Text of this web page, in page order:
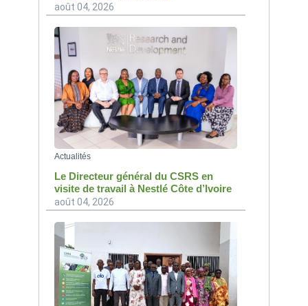
août 04, 2026
Actualités
Le Directeur général du CSRS en
visite de travail à Nestlé Côte d’Ivoire
août 04, 2026